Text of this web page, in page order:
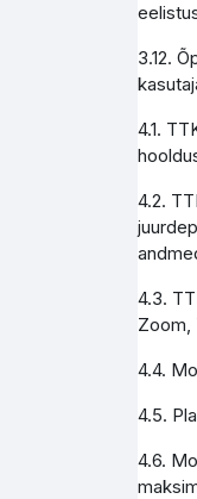
3.12.
4.1.
4.2.
4.3.
Zoom,
4.4.
4.5.
4.6.